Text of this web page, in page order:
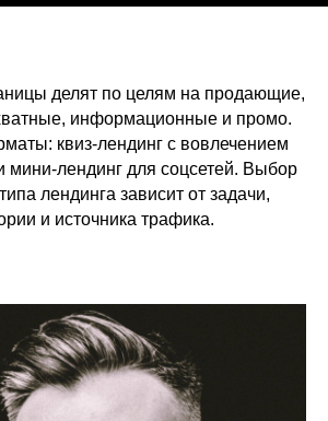
делят по целям на продающие,
информационные и промо.
квиз-лендинг с вовлечением
мини-лендинг для соцсетей. Выбор
лендинга зависит от задачи,
и источника трафика.